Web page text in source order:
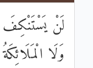
لَنْ يَسْتَنْكِفَ
وَلَا